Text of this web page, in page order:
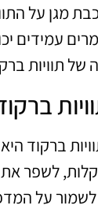
מגן על
עמידים
תוויות
ברקוד
לשפר
לשמור על